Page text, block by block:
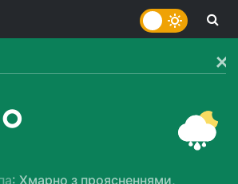
: Хмарно з проясненнями,